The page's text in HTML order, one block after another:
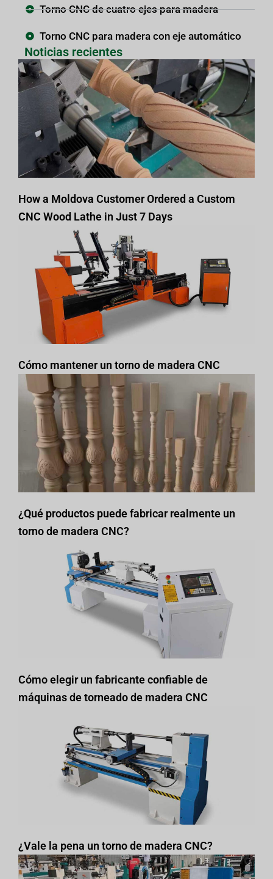
Torno CNC de cuatro ejes para madera
Torno CNC para madera con eje automático
Noticias recientes
How a Moldova Customer Ordered a Custom
CNC Wood Lathe in Just 7 Days
Cómo mantener un torno de madera CNC
¿Qué productos puede fabricar realmente un
torno de madera CNC?
Cómo elegir un fabricante confiable de
máquinas de torneado de madera CNC
¿Vale la pena un torno de madera CNC?